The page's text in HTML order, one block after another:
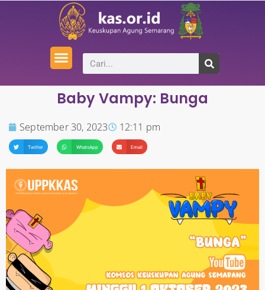
Baby Vampy: Bunga
September 30, 2023 12:11 pm
Twitter WhatsApp Email